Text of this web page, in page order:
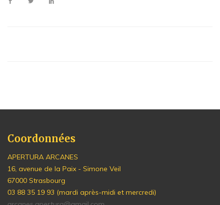
Coordonnées
APERTURA ARCANES
16, avenue de la Paix - Simone Veil
67000 Strasbourg
03 88 35 19 93 (mardi après-midi et mercredi)